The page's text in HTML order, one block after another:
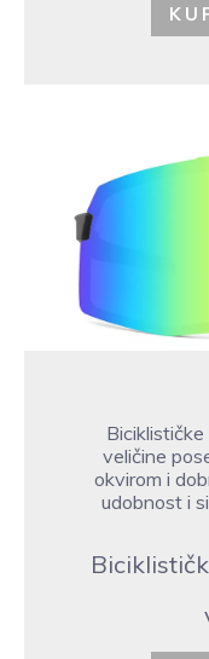
veličine
okvirom i
udobnost i